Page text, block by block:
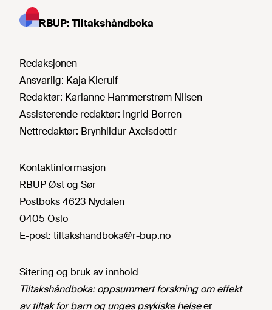
RBUP: Tiltakshåndboka
Redaksjonen
Ansvarlig: Kaja Kierulf
Redaktør: Karianne Hammerstrøm Nilsen
Assisterende redaktør: Ingrid Borren
Nettredaktør: Brynhildur Axelsdottir
Kontaktinformasjon
RBUP Øst og Sør
Postboks 4623 Nydalen
0405 Oslo
E-post: tiltakshandboka@r-bup.no
Sitering og bruk av innhold
Tiltakshåndboka: oppsummert forskning om effekt
av tiltak for barn og unges psykiske helseer